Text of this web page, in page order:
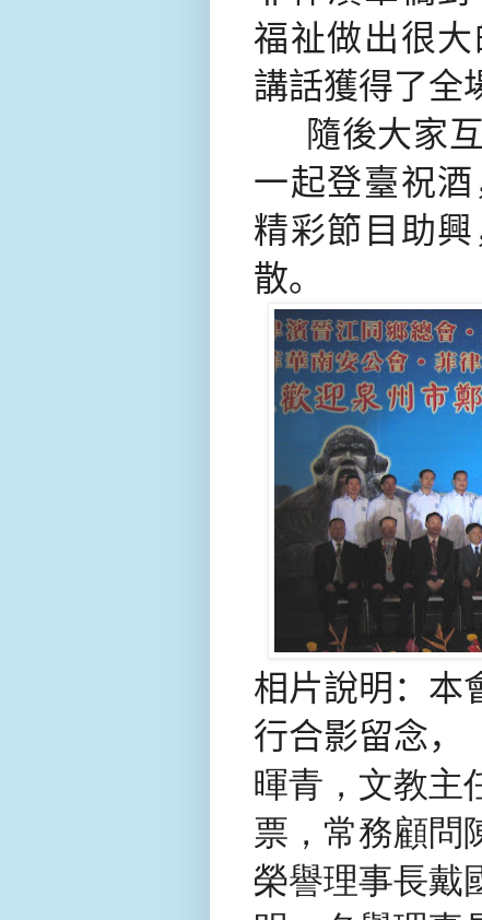
福祉做出很
講話獲得了全
隨後大家
一起登臺祝
精彩節目助
散。
相片說明：本
行合影留念，
暉青，文教主
票，常務顧問
榮譽理事長戴